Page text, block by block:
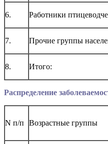
6. Работники
7. Прочие группы
8. Итого:
Распределение
N п/п Возрастные группы